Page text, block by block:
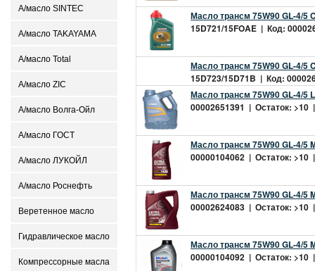
А/масло SINTEC
А/масло TAKAYAMA
А/масло Total
А/масло ZIC
А/масло Волга-Ойл
А/масло ГОСТ
А/масло ЛУКОЙЛ
А/масло Роснефть
Веретенное масло
Гидравлическое масло
Компрессорные масла
Масло трансм 75W90 GL-4/5
15D721/15FOAE | Код:
Масло трансм 75W90 GL-4/5
15D723/15D71B | Код:
Масло трансм 75W90 GL-4/5
00002651391 | Остаток: >10
Масло трансм 75W90 GL-4/5
00000104062 | Остаток: >10
Масло трансм 75W90 GL-4/5
00002624083 | Остаток: >10
Масло трансм 75W90 GL-4/5
00000104092 | Остаток: >10